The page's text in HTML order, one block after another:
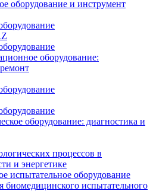
оборудование и инструмент
оборудование:
оборудование: диагностика и
процессов в
и энергетике
испытательное оборудование
биомедицинского испытательного